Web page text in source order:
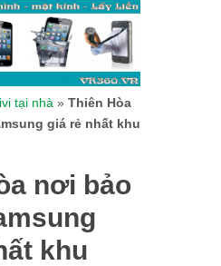
tại nhà » Thiên Hòa
giá rẻ nhất khu
nơi bảo
khu